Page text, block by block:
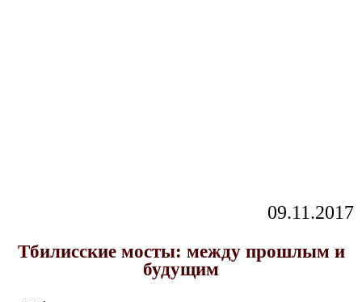
09.11.2017
Тбилисские мосты: между прошлым и
будущим